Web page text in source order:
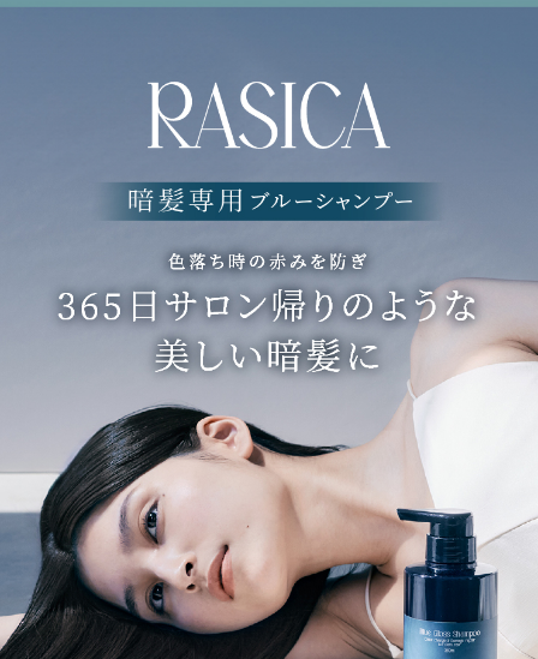
髪内部に浸透。パサパサした毛1本1本がしっとり潤います。
繊細濃密泡でしっかり染めながら、しっとりとした洗いあがり
1.サロン帰りの染めたてカラーキープ
暗髪カラーゆえの「色落ち時に気になる赤み」を補色のブルーでカバー
2.グロスコーティング処方で、なめらかなツヤ髪へ
髪表面だけではなく内部補修も叶える処方に進化
暗髪が映える美しいツヤを叶えます
3.サロン処方ケア※2で髪の芯から集中補修
生ケラチン※3、タンパク質※4、アミノ酸などカラーで失われやすい成分
が
髪内部に浸透。パサパサした毛1本1本がしっとり潤います。
髪質別悩みで選べるトリートメント
01〈普通～太い髪用〉広がり＆ごわつき悩みを解決
02〈細い髪用〉乾燥しやすい＆絡まり悩みを解決